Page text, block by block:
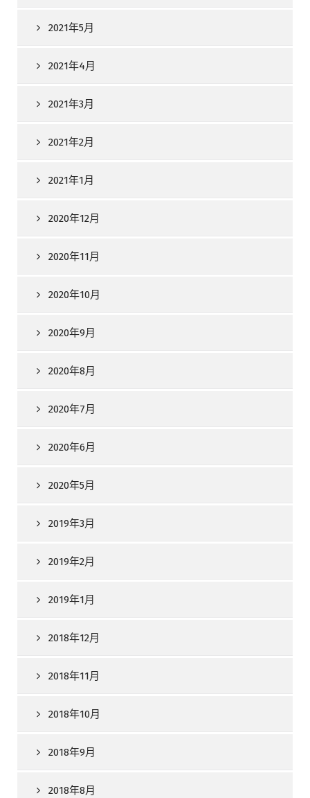
2021年5月
2021年4月
2021年3月
2021年2月
2021年1月
2020年12月
2020年11月
2020年10月
2020年9月
2020年8月
2020年7月
2020年6月
2020年5月
2019年3月
2019年2月
2019年1月
2018年12月
2018年11月
2018年10月
2018年9月
2018年8月